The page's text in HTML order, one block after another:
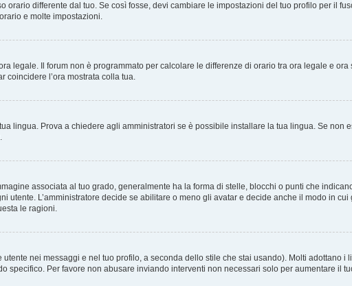
orario differente dal tuo. Se così fosse, devi cambiare le impostazioni del tuo profilo per il
e molte impostazioni.
legale. Il forum non è programmato per calcolare le differenze di orario tra ora legale e
coincidere l’ora mostrata colla tua.
lingua. Prova a chiedere agli amministratori se è possibile installare la tua lingua. Se non
associata al tuo grado, generalmente ha la forma di stelle, blocchi o punti che
L’amministratore decide se abilitare o meno gli avatar e decide anche il modo in
le ragioni.
nei messaggi e nel tuo profilo, a seconda dello stile che stai usando). Molti adottano i
Per favore non abusare inviando interventi non necessari solo per aumentare il